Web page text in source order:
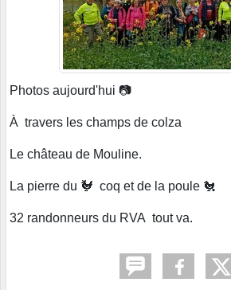
Photos aujourd'hui 📷
À travers les champs de colza
Le château de Mouline.
La pierre du 🐓 coq et de la poule 🐔
32 randonneurs du RVA tout va.